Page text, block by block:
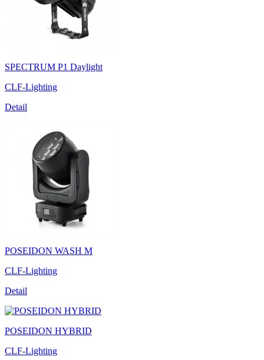
SPECTRUM P1 Daylight
CLF-Lighting
Detail
POSEIDON WASH M
CLF-Lighting
Detail
POSEIDON HYBRID
CLF-Lighting